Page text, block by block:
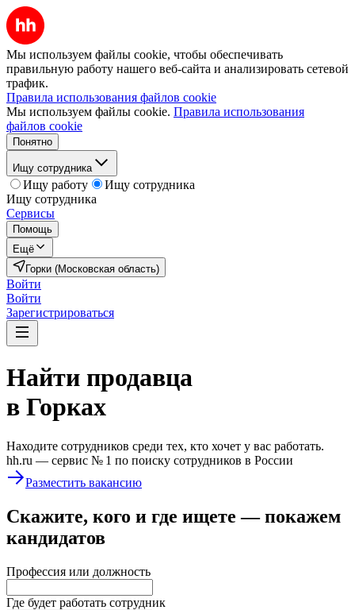
Мы используем файлы cookie, чтобы обеспечивать
правильную работу нашего веб-сайта и анализировать сетевой
трафик.
Правила использования файлов cookie
Мы используем файлы cookie. Правила использования
файлов cookie
Понятно
Ищу сотрудника
Ищу работу
Ищу сотрудника
Ищу сотрудника
Сервисы
Помощь
Ещё
Горки (Московская область)
Войти
Войти
Зарегистрироваться
Найти продавца
в Горках
Находите сотрудников среди тех, кто хочет у вас работать.
hh.ru — сервис № 1 по поиску сотрудников в России
Разместить вакансию
Скажите, кого и где ищете — покажем
кандидатов
Профессия или должность
Где будет работать сотрудник